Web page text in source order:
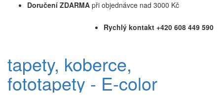
Doručení ZDARMA při objednávce nad 3000 Kč
Rychlý kontakt +420 608 449 590
tapety, koberce,
fototapety - E-color